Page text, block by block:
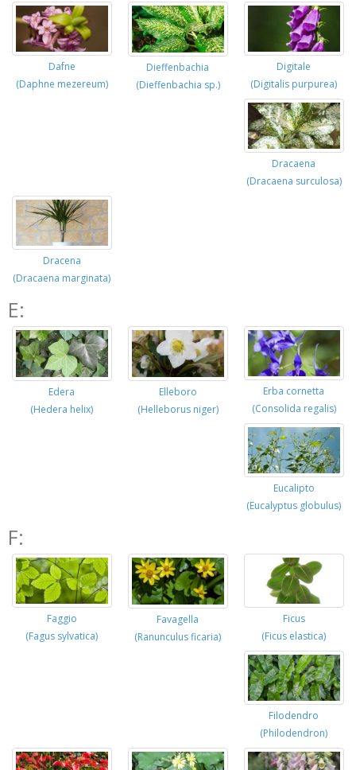
Dafne
(Daphne mezereum)
Dieffenbachia
(Dieffenbachia sp.)
Digitale
(Digitalis purpurea)
Dracaena
(Dracaena surculosa)
Dracena
(Dracaena marginata)
E:
Edera
(Hedera helix)
Elleboro
(Helleborus niger)
Erba cornetta
(Consolida regalis)
Eucalipto
(Eucalyptus globulus)
F:
Faggio
(Fagus sylvatica)
Favagella
(Ranunculus ficaria)
Ficus
(Ficus elastica)
Filodendro
(Philodendron)